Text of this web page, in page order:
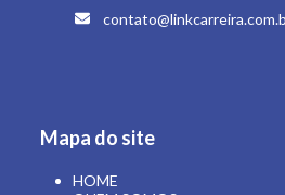
ARTIGOS
ÁREA RESTRITA